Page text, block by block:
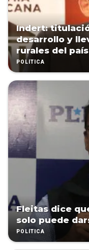
Indert:
desarrollo y
rurales del país
POLÍTICA
Fleitas dice
solo puede
POLÍTICA